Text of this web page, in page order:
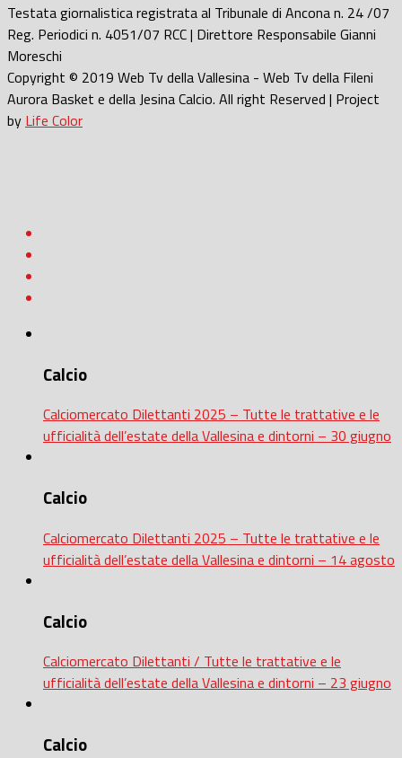
Testata giornalistica registrata al Tribunale di Ancona n. 24 /07
Reg. Periodici n. 4051/07 RCC | Direttore Responsabile Gianni
Moreschi
Copyright © 2019 Web Tv della Vallesina - Web Tv della Fileni
Aurora Basket e della Jesina Calcio. All right Reserved | Project
by Life Color
Calcio
Calciomercato Dilettanti 2025 – Tutte le trattative e le
ufficialità dell’estate della Vallesina e dintorni – 30 giugno
Calcio
Calciomercato Dilettanti 2025 – Tutte le trattative e le
ufficialità dell’estate della Vallesina e dintorni – 14 agosto
Calcio
Calciomercato Dilettanti / Tutte le trattative e le
ufficialità dell’estate della Vallesina e dintorni – 23 giugno
Calcio